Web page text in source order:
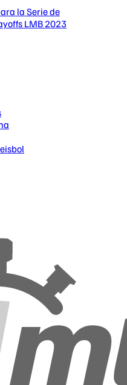
la Serie de
LMB 2023